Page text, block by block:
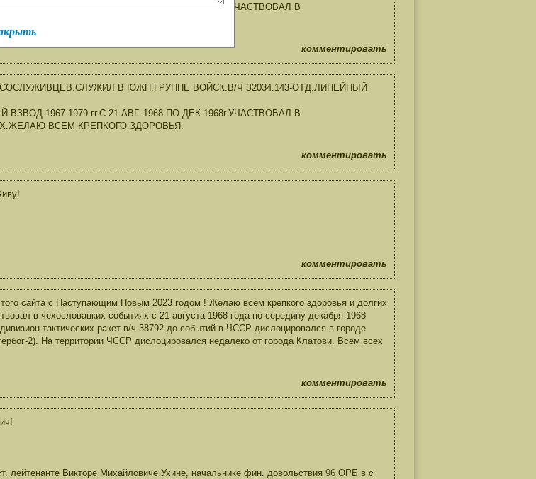
1979 гг.С 21 АВГ. 1968 ПО ДЕК.1968г.УЧАСТВОВАЛ В
ВСЕМ КРЕПКОГО ЗДОРОВЬЯ.
комментировать
В ЮЖН.ГРУППЕ ВОЙСК.В/Ч З2034.143-ОТД.ЛИНЕЙНЫЙ
1979 гг.С 21 АВГ. 1968 ПО ДЕК.1968г.УЧАСТВОВАЛ В
ВСЕМ КРЕПКОГО ЗДОРОВЬЯ.
комментировать
комментировать
сайта с Наступающим Новым 2023 годом ! Желаю всем крепкого здоровья и долгих
в чехословацких событиях с 21 августа 1968 года по середину декабря 1968
тактических ракет в/ч 38792 до событий в ЧССР дислоцировался в городе
2). На территории ЧССР дислоцировался недалеко от города Клатови. Всем всех
комментировать
лейтенанте Викторе Михайловиче Ухине, начальнике фин. довольствия 96 ОРБ в с